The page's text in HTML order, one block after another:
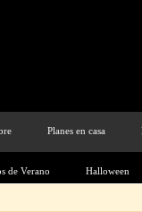
Planes en casa
de Verano Halloween